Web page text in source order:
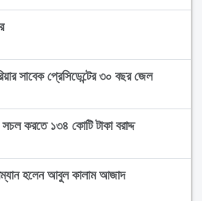
সাবেক প্রেসিডেন্টের ৩০ বছর জেল
করতে ১৩৪ কোটি টাকা বরাদ্দ
হলেন আবুল কালাম আজাদ